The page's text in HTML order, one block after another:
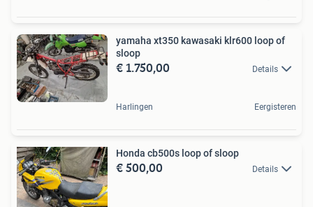
yamaha xt350 kawasaki klr600 loop of
sloop
€ 1.750,00 Details
Harlingen Eergisteren
Honda cb500s loop of sloop
€ 500,00 Details